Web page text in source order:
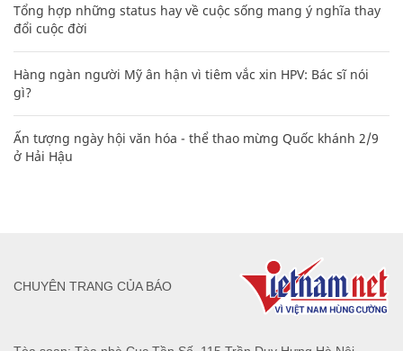
Tổng hợp những status hay về cuộc sống mang ý nghĩa thay
đổi cuộc đời
Hàng ngàn người Mỹ ân hận vì tiêm vắc xin HPV: Bác sĩ nói
gì?
Ấn tượng ngày hội văn hóa - thể thao mừng Quốc khánh 2/9
ở Hải Hậu
CHUYÊN TRANG CỦA BÁO